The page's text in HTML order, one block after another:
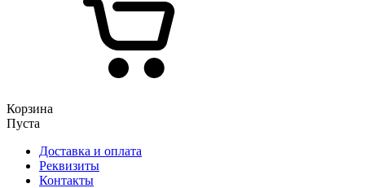
Корзина
Пуста
Доставка и оплата
Реквизиты
Контакты